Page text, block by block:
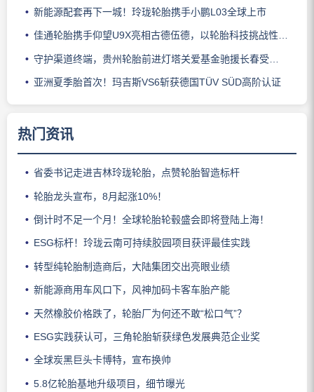
新能源配套再下一城！玲珑轮胎携手小鹏L03全球上市
佳通轮胎携手仰望U9X亮相古德伍德，以轮胎科技挑战性能边界
守护渠道终端，贵州轮胎前进灯塔关爱基金驰援长春受灾门店
亚洲夏季胎首次！玛吉斯VS6斩获德国TÜV SÜD高阶认证
热门资讯
省委书记走进吉林玲珑轮胎，点赞轮胎智造标杆
轮胎龙头宣布，8月起涨10%！
倒计时不足一个月！全球轮胎轮毂盛会即将登陆上海！
ESG标杆！玲珑云南可持续胶园项目获评最佳实践
转型纯轮胎制造商后，大陆集团交出亮眼业绩
新能源商用车风口下，风神加码卡客车胎产能
天然橡胶价格跌了，轮胎厂为何还不敢“松口气”？
ESG实践获认可，三角轮胎斩获绿色发展典范企业奖
全球炭黑巨头卡博特，宣布换帅
5.8亿轮胎基地升级项目，细节曝光